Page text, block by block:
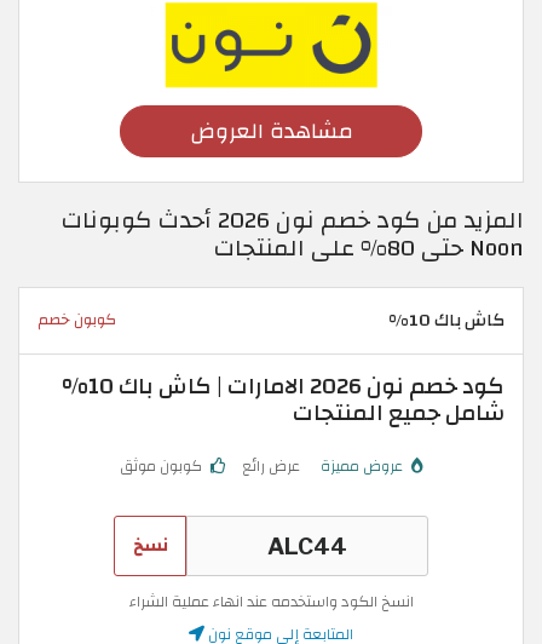
مشاهدة العروض
المزيد من كود خصم نون 2026 أحدث كوبونات
Noon حتى 80% على المنتجات
كاش باك 10% كوبون خصم
كود خصم نون 2026 الامارات | كاش باك 10%
شامل جميع المنتجات
عروض مميزة عرض رائع كوبون موثق
نسخ
انسخ الكود واستخدمه عند انهاء عملية الشراء
المتابعة إلى موقع نون